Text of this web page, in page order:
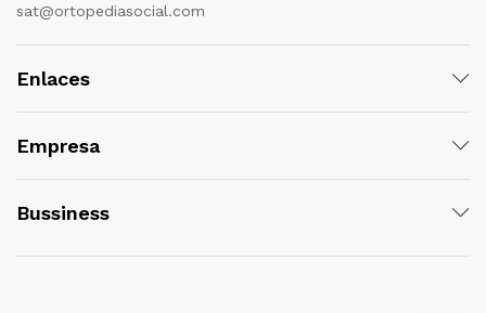
sat@ortopediasocial.com
Enlaces
Empresa
Bussiness